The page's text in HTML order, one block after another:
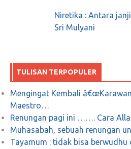
Terungkap! Felix Siauw
Materi yang Disampaikan
Dengan Al-Qurâ€™an dan
Bertentangan dengan
Mei 22, 2018 0
Niretika : Antara
Sri Mulyani
TULISAN TERPOPULER
Mengingat Kembali
Maestro…
Renungan pagi ini ……. Cara
Muhasabah, sebuah renungan
Tayamum : tidak bisa berwudhu